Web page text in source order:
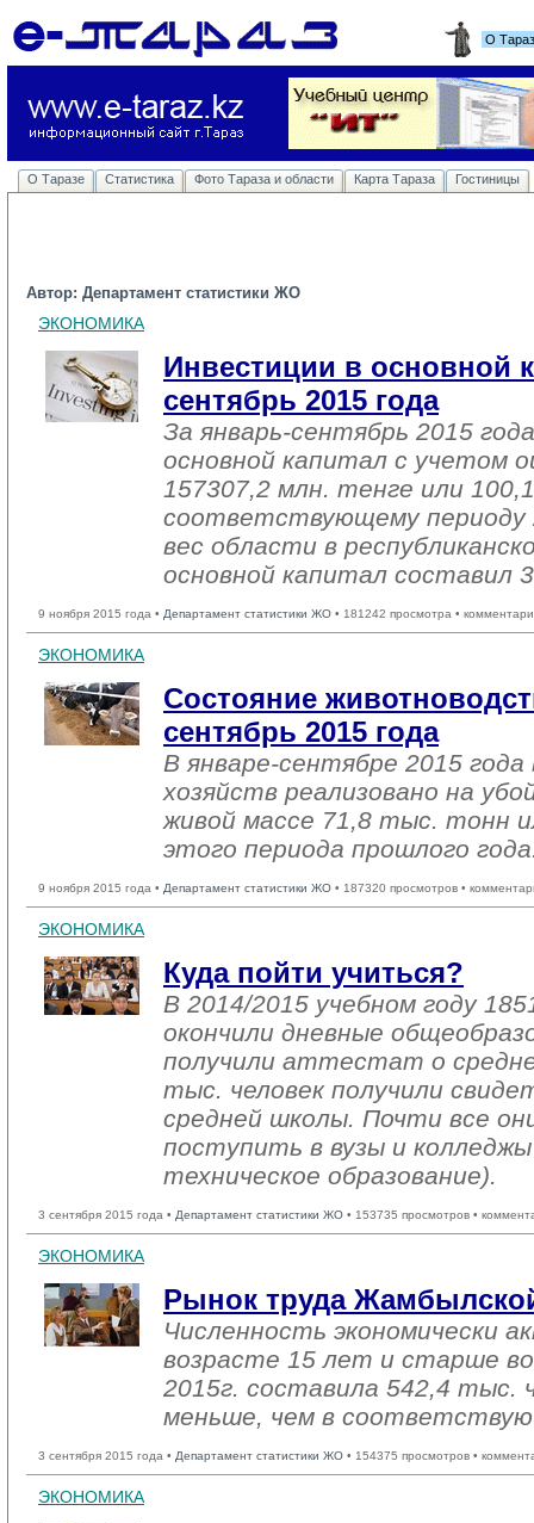
О
О Таразе Статистика Фото Тараза и области Карта Тараза Гостиницы
Автор: Департамент статистики ЖО
ЭКОНОМИКА
Инвестиции в основной
сентябрь 2015 года
За январь-сентябрь 2015
основной капитал с учетом
157307,2 млн. тенге или
соответствующему периоду
вес области в
основной капитал составил
9 ноября 2015 года • Департамент статистики ЖО • 181242 просмотра •
ЭКОНОМИКА
Состояние
сентябрь 2015 года
В январе-сентябре 2015 года
хозяйств реализовано на
живой массе 71,8 тыс. тонн
этого периода прошлого
9 ноября 2015 года • Департамент статистики ЖО • 187320 просмотров •
ЭКОНОМИКА
Куда пойти учиться?
В 2014/2015 учебном году
окончили дневные
получили аттестат о
тыс. человек получили
средней школы. Почти все
поступить в вузы и
техническое образование).
3 сентября 2015 года • Департамент статистики ЖО • 153735 просмотров •
ЭКОНОМИКА
Рынок труда
Численность экономически
возрасте 15 лет и старше
2015г. составила 542,4 тыс.
меньше, чем в
3 сентября 2015 года • Департамент статистики ЖО • 154375 просмотров •
ЭКОНОМИКА